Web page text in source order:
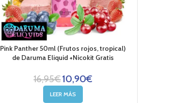
Pink Panther 50ml (Frutos rojos, tropical)
de Daruma Eliquid +Nicokit Gratis
16,95€10,90€
LEER MÁS